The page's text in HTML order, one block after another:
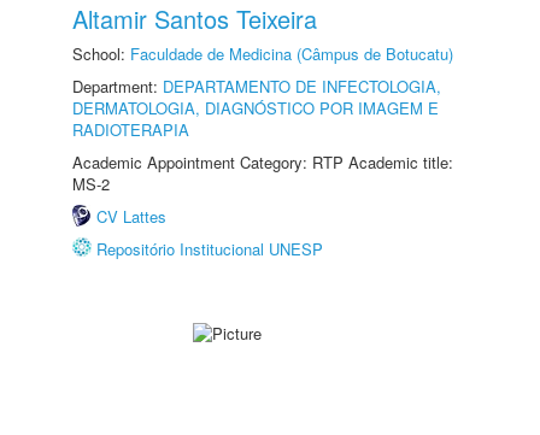
Altamir Santos Teixeira
School: Faculdade de Medicina (Câmpus de Botucatu)
Department: DEPARTAMENTO DE INFECTOLOGIA,
DERMATOLOGIA, DIAGNÓSTICO POR IMAGEM E
RADIOTERAPIA
Academic Appointment Category: RTP Academic title:
MS-2
CV Lattes
Repositório Institucional UNESP